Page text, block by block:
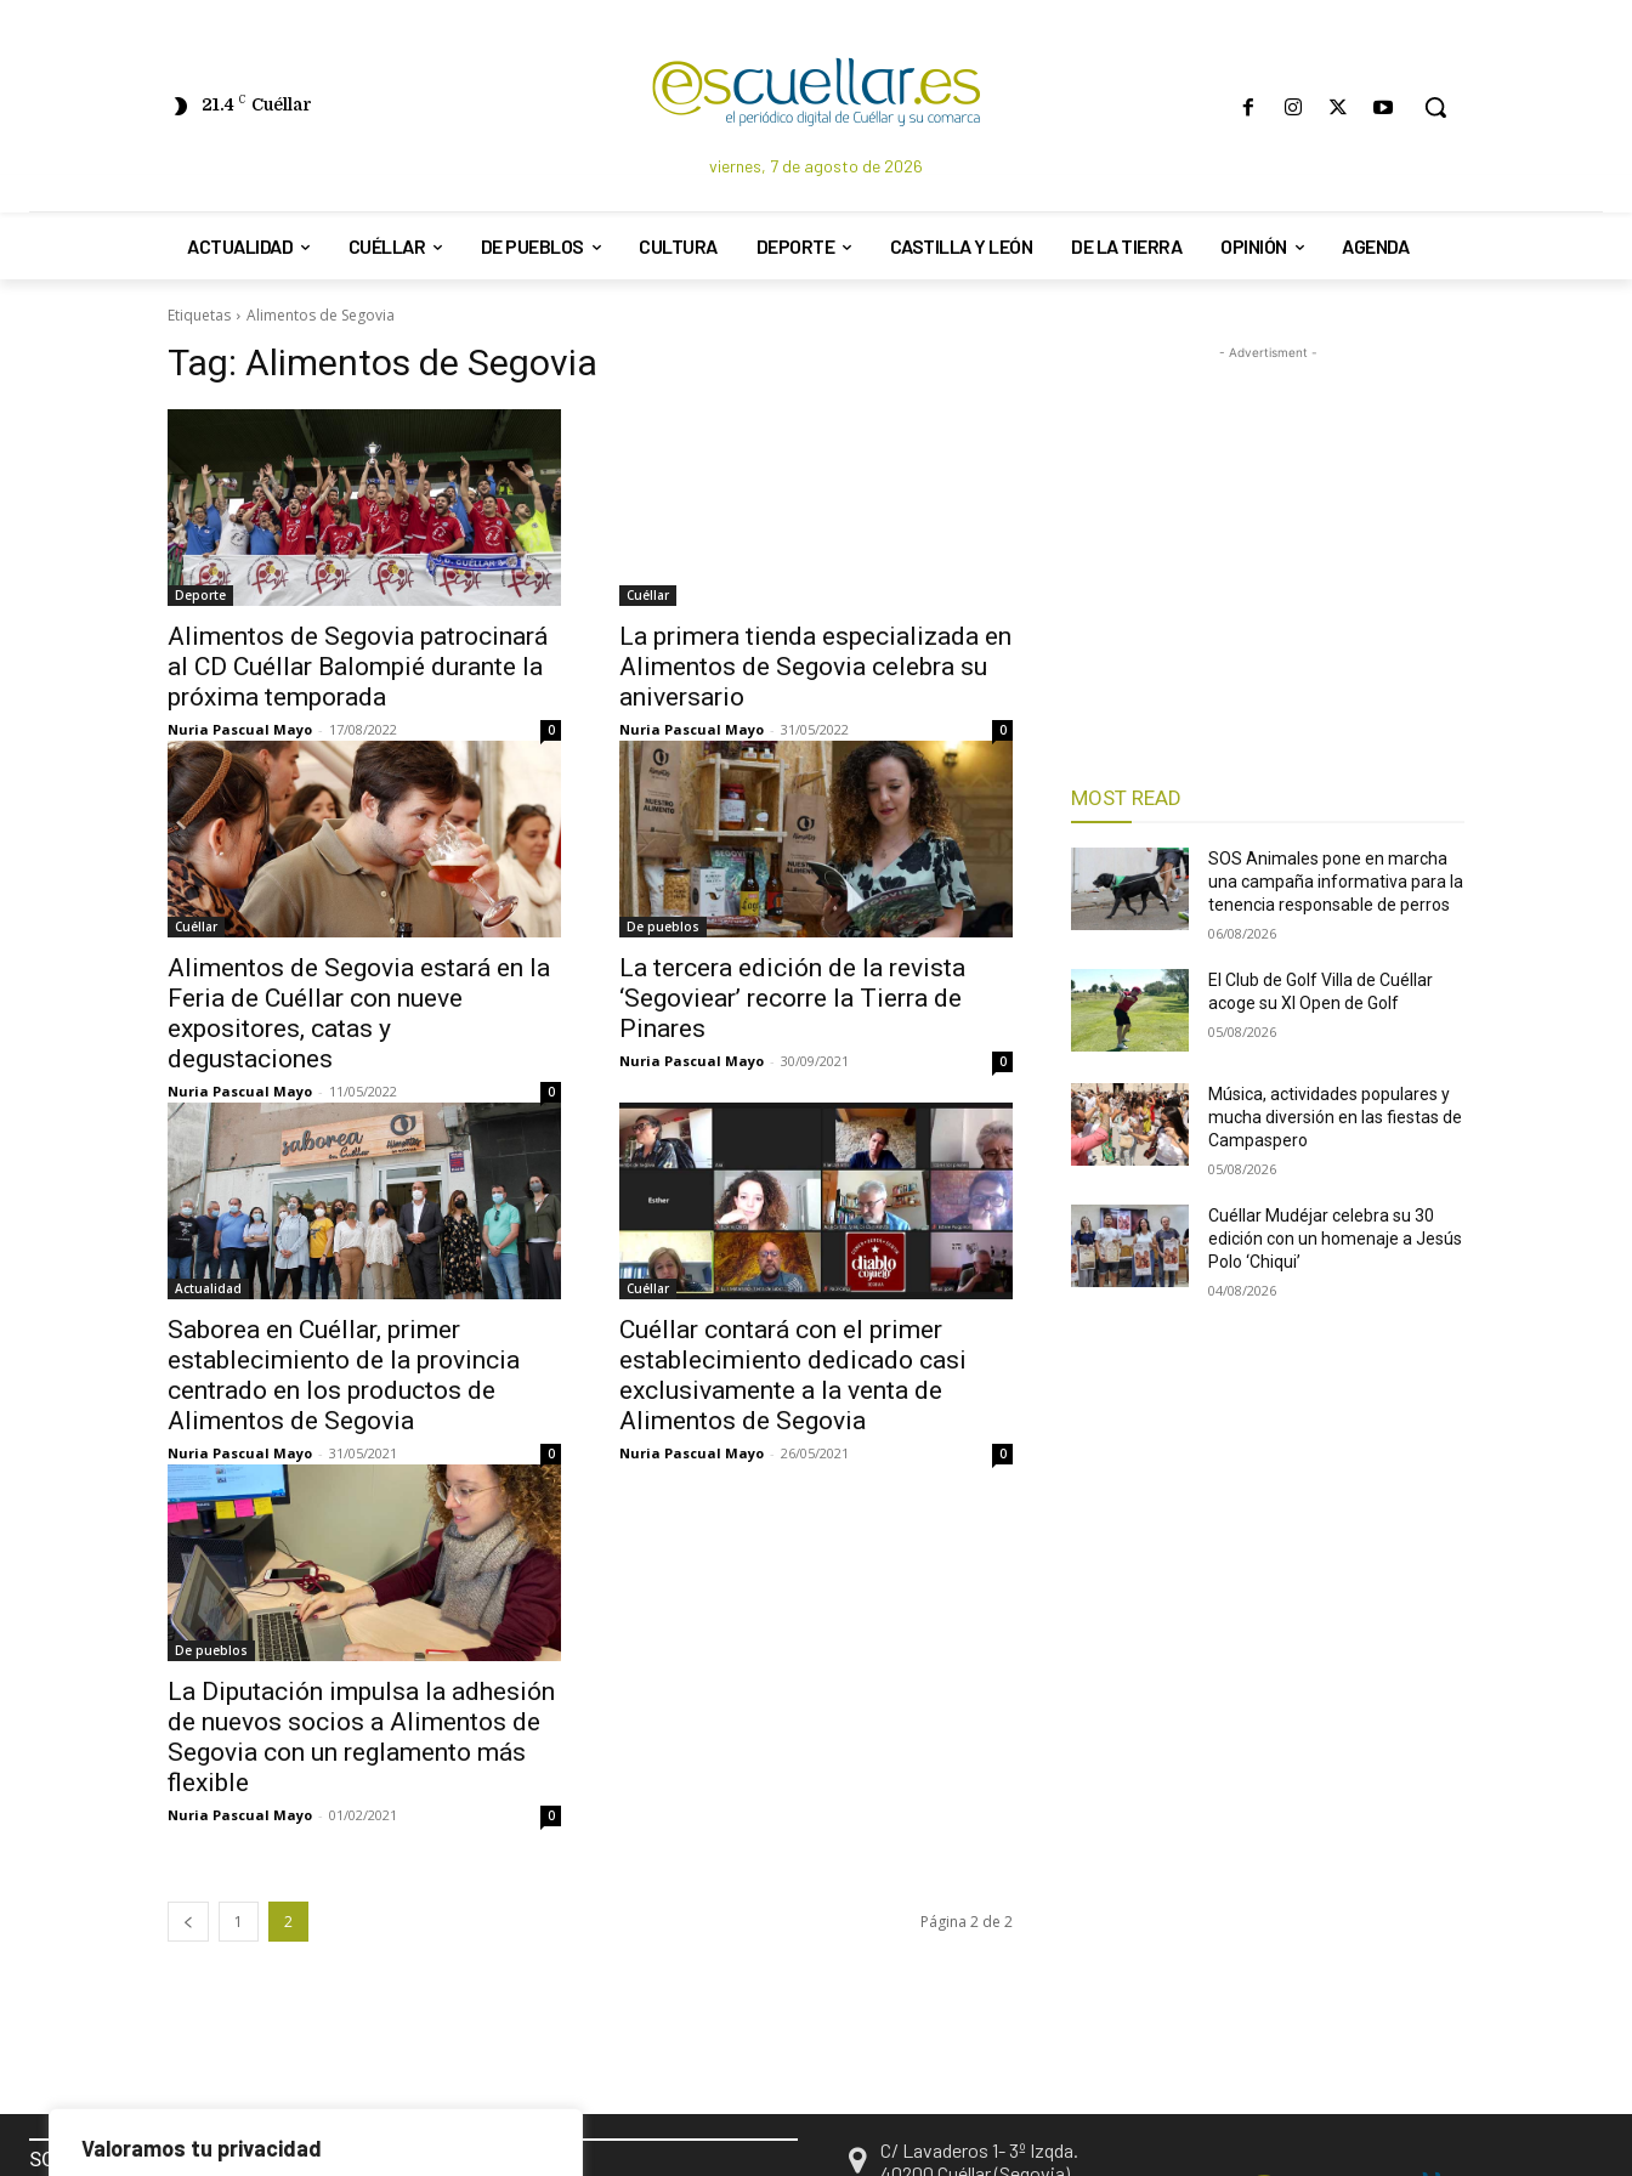
Valoramos tu privacidad
21.4 C Cuéllar
viernes, 7 de agosto de 2026
ACTUALIDAD CUÉLLAR DE PUEBLOS CULTURA DEPORTE CASTILLA Y LEÓN DE LA TIERRA OPINIÓN AGENDA
Etiquetas Alimentos de Segovia
Tag: Alimentos de Segovia
Deporte
Alimentos de Segovia patrocinará
al CD Cuéllar Balompié durante la
próxima temporada
Nuria Pascual Mayo - 17/08/2022 0
Cuéllar
La primera tienda especializada en
Alimentos de Segovia celebra su
aniversario
Nuria Pascual Mayo - 31/05/2022 0
Cuéllar
Alimentos de Segovia estará en la
Feria de Cuéllar con nueve
expositores, catas y
degustaciones
Nuria Pascual Mayo - 11/05/2022 0
De pueblos
La tercera edición de la revista
‘Segoviear’ recorre la Tierra de
Pinares
Nuria Pascual Mayo - 30/09/2021 0
Actualidad
Saborea en Cuéllar, primer
establecimiento de la provincia
centrado en los productos de
Alimentos de Segovia
Nuria Pascual Mayo - 31/05/2021 0
Cuéllar
Cuéllar contará con el primer
establecimiento dedicado casi
exclusivamente a la venta de
Alimentos de Segovia
Nuria Pascual Mayo - 26/05/2021 0
De pueblos
La Diputación impulsa la adhesión
de nuevos socios a Alimentos de
Segovia con un reglamento más
flexible
Nuria Pascual Mayo - 01/02/2021 0
1 2 Página 2 de 2
- Advertisment -
MOST READ
SOS Animales pone en marcha
una campaña informativa para la
tenencia responsable de perros
06/08/2026
El Club de Golf Villa de Cuéllar
acoge su XI Open de Golf
05/08/2026
Música, actividades populares y
mucha diversión en las fiestas de
Campaspero
05/08/2026
Cuéllar Mudéjar celebra su 30
edición con un homenaje a Jesús
Polo ‘Chiqui’
04/08/2026
SOBRE NOSOTROS
C/ Lavaderos 1- 3º Izqda.